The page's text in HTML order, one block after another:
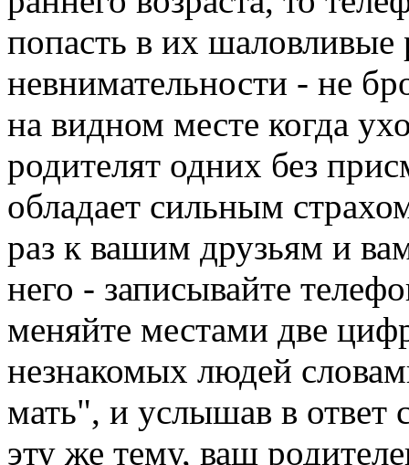
попасть в их шаловливые
невнимательности - не
на видном месте когда
родителят одних без
обладает сильным
раз к вашим друзьям и
него - записывайте
меняйте местами две
незнакомых людей
мать", и услышав в ответ
эту же тему, ваш